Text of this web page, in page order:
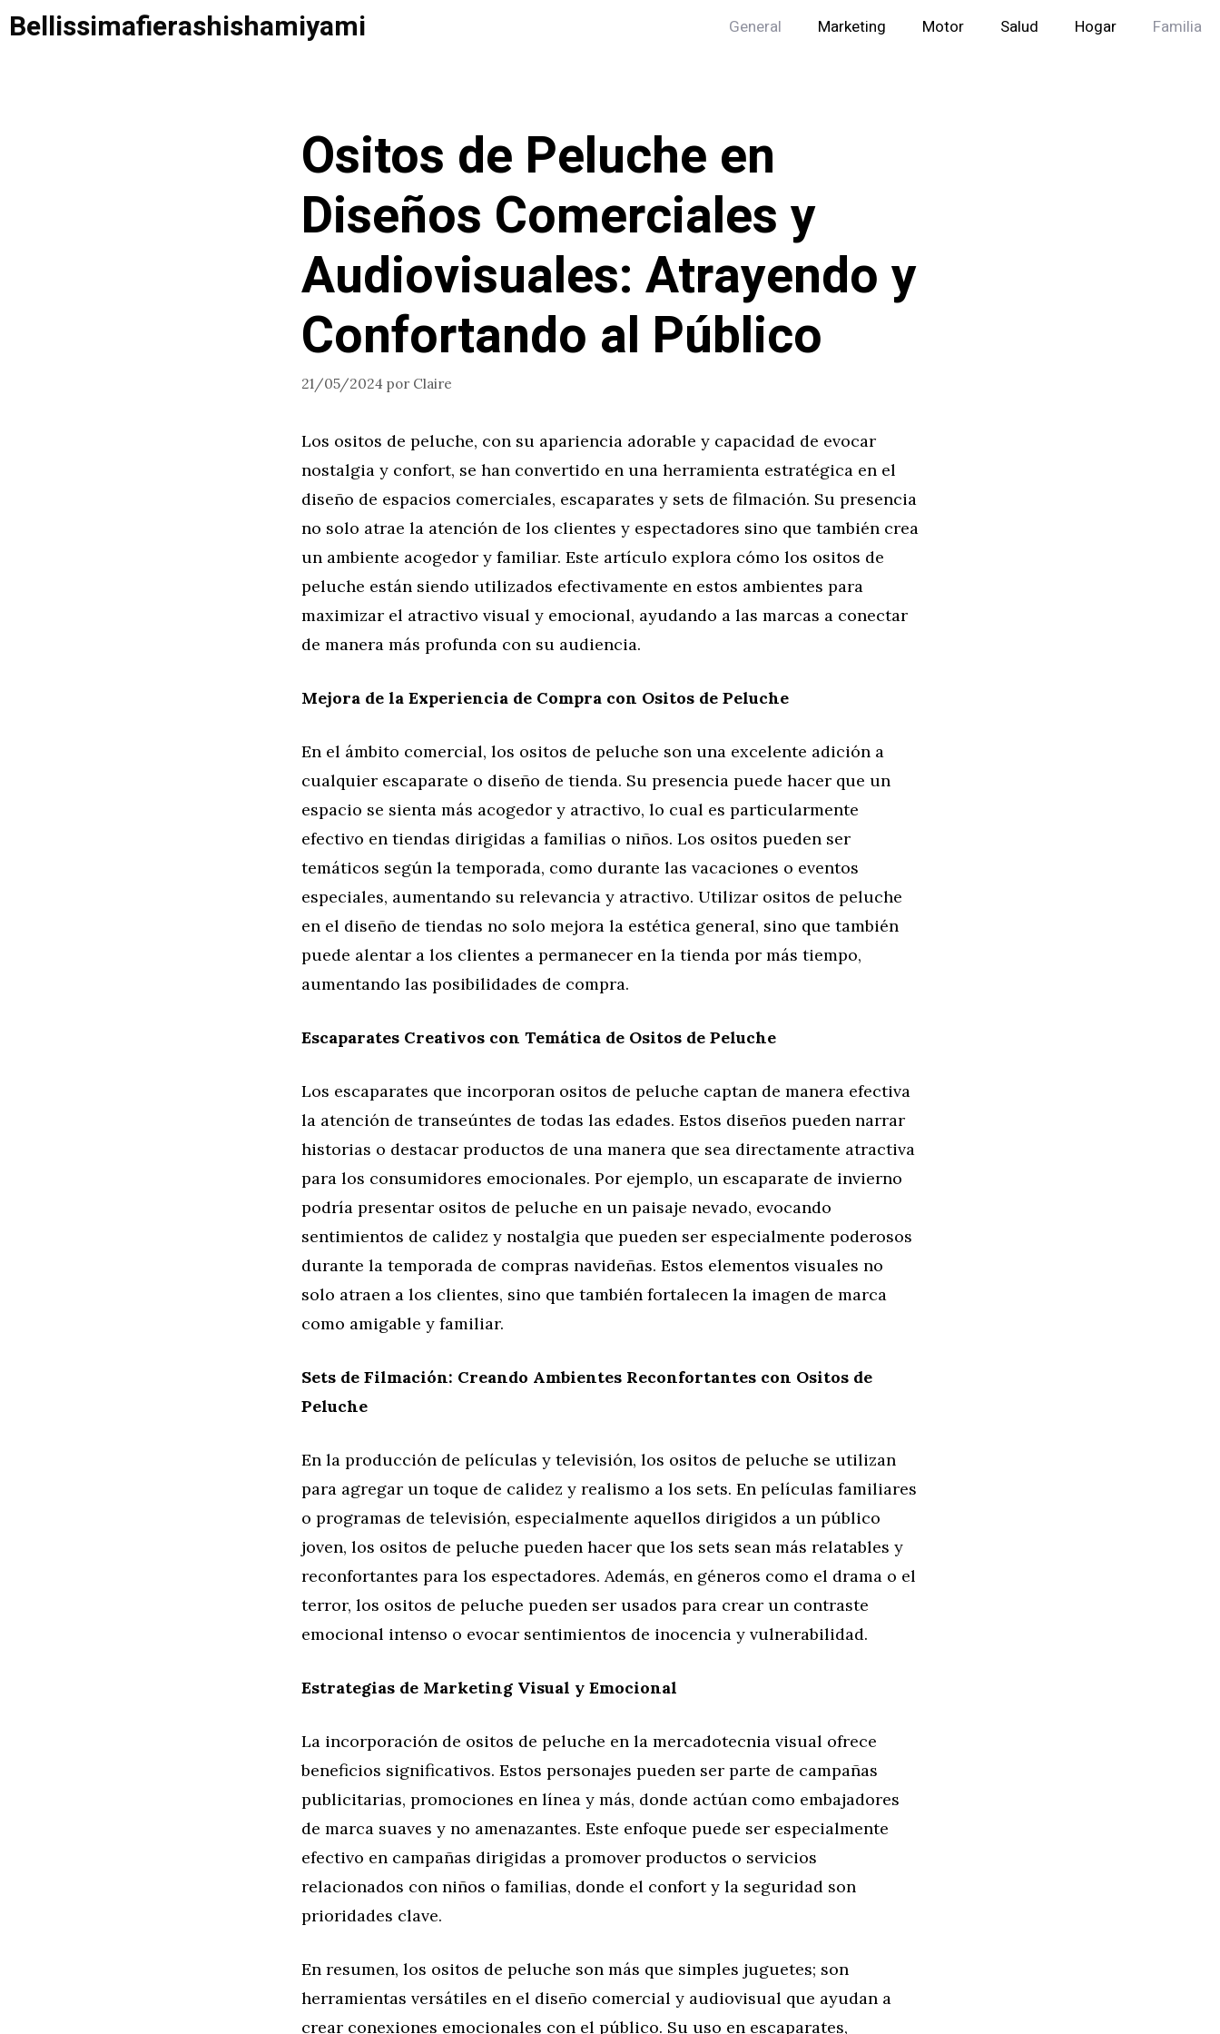
Saltar
alBellissimafierashishamiyami General Marketing Motor Salud Hogar Familia
Ositos de Peluche en
Diseños Comerciales y
Audiovisuales: Atrayendo y
Confortando al Público
21/05/2024 por Claire
Los ositos de peluche, con su apariencia adorable y capacidad de evocar
nostalgia y confort, se han convertido en una herramienta estratégica en el
diseño de espacios comerciales, escaparates y sets de filmación. Su presencia
no solo atrae la atención de los clientes y espectadores sino que también crea
un ambiente acogedor y familiar. Este artículo explora cómo los ositos de
peluche están siendo utilizados efectivamente en estos ambientes para
maximizar el atractivo visual y emocional, ayudando a las marcas a conectar
de manera más profunda con su audiencia.
Mejora de la Experiencia de Compra con Ositos de Peluche
En el ámbito comercial, los ositos de peluche son una excelente adición a
cualquier escaparate o diseño de tienda. Su presencia puede hacer que un
espacio se sienta más acogedor y atractivo, lo cual es particularmente
efectivo en tiendas dirigidas a familias o niños. Los ositos pueden ser
temáticos según la temporada, como durante las vacaciones o eventos
especiales, aumentando su relevancia y atractivo. Utilizar ositos de peluche
en el diseño de tiendas no solo mejora la estética general, sino que también
puede alentar a los clientes a permanecer en la tienda por más tiempo,
aumentando las posibilidades de compra.
Escaparates Creativos con Temática de Ositos de Peluche
Los escaparates que incorporan ositos de peluche captan de manera efectiva
la atención de transeúntes de todas las edades. Estos diseños pueden narrar
historias o destacar productos de una manera que sea directamente atractiva
para los consumidores emocionales. Por ejemplo, un escaparate de invierno
podría presentar ositos de peluche en un paisaje nevado, evocando
sentimientos de calidez y nostalgia que pueden ser especialmente poderosos
durante la temporada de compras navideñas. Estos elementos visuales no
solo atraen a los clientes, sino que también fortalecen la imagen de marca
como amigable y familiar.
Sets de Filmación: Creando Ambientes Reconfortantes con Ositos de
Peluche
En la producción de películas y televisión, los ositos de peluche se utilizan
para agregar un toque de calidez y realismo a los sets. En películas familiares
o programas de televisión, especialmente aquellos dirigidos a un público
joven, los ositos de peluche pueden hacer que los sets sean más relatables y
reconfortantes para los espectadores. Además, en géneros como el drama o el
terror, los ositos de peluche pueden ser usados para crear un contraste
emocional intenso o evocar sentimientos de inocencia y vulnerabilidad.
Estrategias de Marketing Visual y Emocional
La incorporación de ositos de peluche en la mercadotecnia visual ofrece
beneficios significativos. Estos personajes pueden ser parte de campañas
publicitarias, promociones en línea y más, donde actúan como embajadores
de marca suaves y no amenazantes. Este enfoque puede ser especialmente
efectivo en campañas dirigidas a promover productos o servicios
relacionados con niños o familias, donde el confort y la seguridad son
prioridades clave.
En resumen, los ositos de peluche son más que simples juguetes; son
herramientas versátiles en el diseño comercial y audiovisual que ayudan a
crear conexiones emocionales con el público. Su uso en escaparates,